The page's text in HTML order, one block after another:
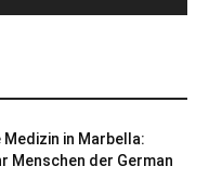
in Marbella:
Menschen der German